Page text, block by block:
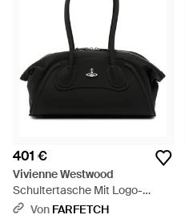
401 €
Vivienne Westwood
Schultertasche Mit Logo-
Schild - Schwarz
Von FARFETCH